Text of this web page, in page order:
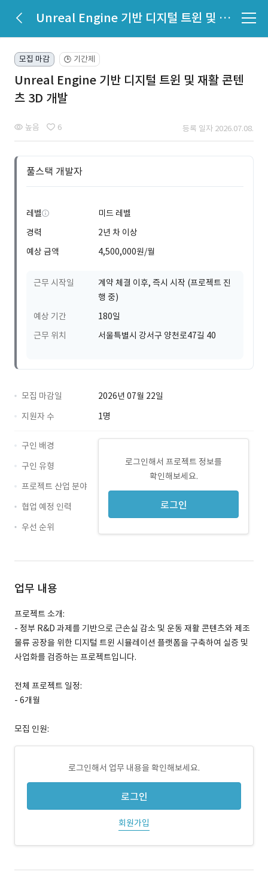
Unreal Engine 기반 디지털 트윈 및 재활 콘텐츠 3D 개발
모집 마감 🕒 기간제
Unreal Engine 기반 디지털 트윈 및 재활 콘텐
츠 3D 개발
높음 6 등록 일자 2026.07.08.
풀스택 개발자
레벨
미드 레벨
경력
2년 차 이상
예상 금액
4,500,000원/월
근무 시작일
계약 체결 이후, 즉시 시작 (프로젝트 진
행 중)
예상 기간
180일
근무 위치
서울특별시 강서구 양천로47길 40
모집 마감일
2026년 07월 22일
지원자 수
1명
로그인해서 프로젝트 정보를
확인해보세요.
로그인
구인 배경
구인 유형
프로젝트 산업 분야
협업 예정 인력
우선 순위
업무 내용
프로젝트 소개:
- 정부 R&D 과제를 기반으로 근손실 감소 및 운동 재활 콘텐츠와 제조
물류 공장을 위한 디지털 트윈 시뮬레이션 플랫폼을 구축하여 실증 및
사업화를 검증하는 프로젝트입니다.
전체 프로젝트 일정:
- 6개월
모집 인원:
로그인해서 업무 내용을 확인해보세요.
로그인
회원가입